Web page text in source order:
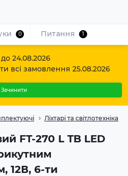
до 24.08.2026
всі замовлення 25.08.2026
Зачинити
Ліхтарі та світлотехніка
FT-270 L TB LED
12В, 6-ти
0 Питання 1